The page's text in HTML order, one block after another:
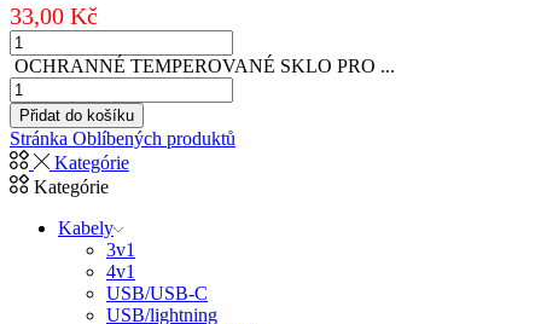
33,00 Kč
OCHRANNÉ
TEMPEROVANÉ
SKLO
PRO
SAMSUNG
G530
GALAXY
GRAND
OCHRANNÉ TEMPEROVANÉ SKLO PRO ...
OCHRANNÉ
TEMPEROVANÉ
SKLO
PRO
APPLE
IPHONE
PRO
Přidat do košíku
Stránka Oblíbených produktů
Kategórie
Kategórie
Kabely
3v1
4v1
USB/USB-C
USB/lightning